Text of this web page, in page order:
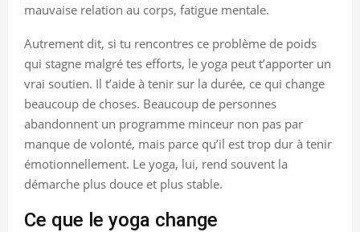
mauvaise relation au corps, fatigue mentale.
Autrement dit, si tu rencontres ce problème de poids
qui stagne malgré tes efforts, le yoga peut t’apporter un
vrai soutien. Il t’aide à tenir sur la durée, ce qui change
beaucoup de choses. Beaucoup de personnes
abandonnent un programme minceur non pas par
manque de volonté, mais parce qu’il est trop dur à tenir
émotionnellement. Le yoga, lui, rend souvent la
démarche plus douce et plus stable.
Ce que le yoga change